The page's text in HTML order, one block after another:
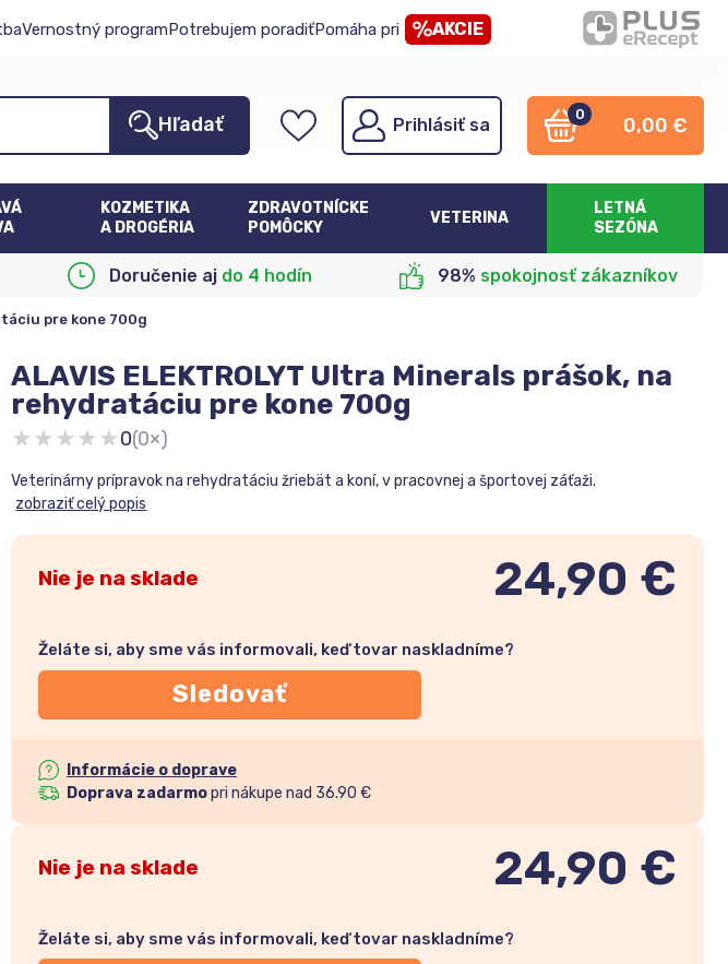
Vernostný programPotrebujem poradiťPomáha pri AKCIE
Hľadať Prihlásiť sa
0 0,00 €
KOZMETIKA
A DROGÉRIA
ZDRAVOTNÍCKE
POMÔCKY
VETERINA
LETNÁ
SEZÓNA
Doručenie aj do 4 hodín 98% spokojnosť zákazníkov
pre kone 700g
ALAVIS ELEKTROLYT Ultra Minerals prášok, na
rehydratáciu pre kone 700g
★★★★★0(0×)
Veterinárny prípravok na rehydratáciu žriebät a koní, v pracovnej a športovej záťaži.
zobraziť celý popis
Nie je na sklade 24,90 €
Želáte si, aby sme vás informovali, keď tovar naskladníme?
Sledovať
Informácie o doprave
Doprava zadarmopri nákupe nad 36.90 €
Nie je na sklade 24,90 €
Želáte si, aby sme vás informovali, keď tovar naskladníme?